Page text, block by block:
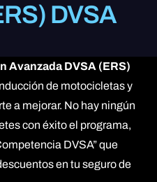
DVSA
Avanzada DVSA (ERS)
de motocicletas y
a mejorar. No hay ningún
con éxito el programa,
DVSA” que
en tu seguro de